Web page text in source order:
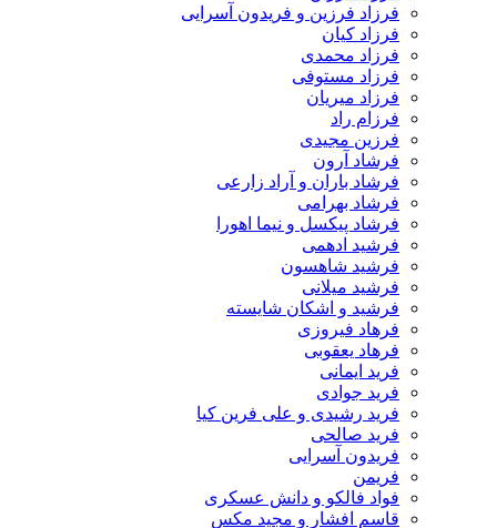
فرزاد فرزین و فریدون آسرایی
فرزاد کیان
فرزاد محمدی
فرزاد مستوفی
فرزاد میریان
فرزام راد
فرزین مجیدی
فرشاد آرون
فرشاد باران و آراد زارعی
فرشاد بهرامی
فرشاد پیکسل و نیما اهورا
فرشید ادهمی
فرشید شاهسون
فرشید میلانی
فرشید و اشکان شایسته
فرهاد فیروزی
فرهاد یعقوبی
فرید ایمانی
فرید جوادی
فرید رشیدی و علی فرین کیا
فرید صالحی
فریدون آسرایی
فریمن
فواد فالکو و دانش عسکری
قاسم افشار و مجید مکس